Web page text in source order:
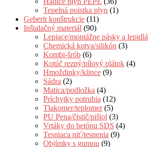
Tepelná poistka plyn (1)
Geberit konštrukcie (11)
Inštalačný materiál (90)
Lepiace/montážne pásky a lepidlá
Chemická kotva/silikón (3)
Kombi-šrób (6)
Kotúč rezný/pílový plátok (4)
Hmoždinky/klince (9)
Sádra (2)
Matica/podložka (4)
Príchytky potrubia (12)
Tlakomer/teplomer (5)
PU Pena/čistič/pištol (3)
Vrtáky do betónu SDS (4)
Tesniaca niť/tesnenia (9)
Objímky s gumou (9)